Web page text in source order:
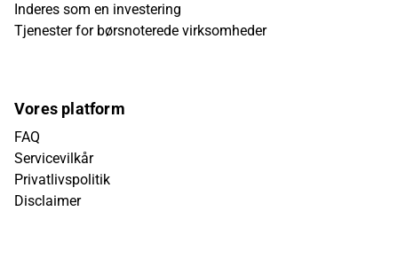
Inderes som en investering
Tjenester for børsnoterede virksomheder
Vores platform
FAQ
Servicevilkår
Privatlivspolitik
Disclaimer